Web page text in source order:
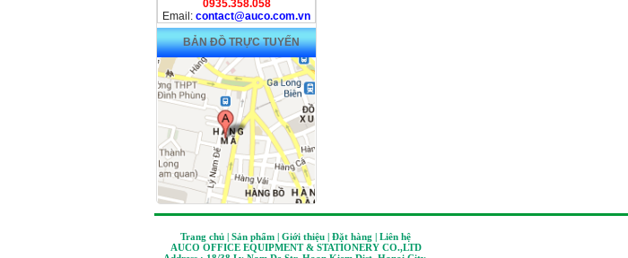
0935.358.058
Email: contact@auco.com.vn
BẢN ĐỒ TRỰC TUYẾN
Trang chủ | Sản phẩm | Giới thiệu | Đặt hàng | Liên hệ
AUCO OFFICE EQUIPMENT & STATIONERY CO.,LTD